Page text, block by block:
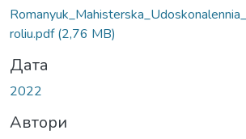
roliu.pdf(2,76 MB)
Дата
2022
Автори